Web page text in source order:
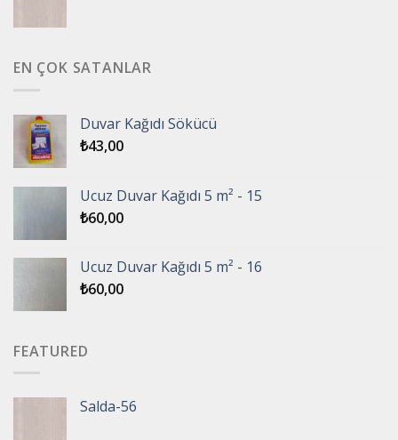
EN ÇOK SATANLAR
Duvar Kağıdı Sökücü
₺43,00
Ucuz Duvar Kağıdı 5 m² - 15
₺60,00
Ucuz Duvar Kağıdı 5 m² - 16
₺60,00
FEATURED
Salda-56